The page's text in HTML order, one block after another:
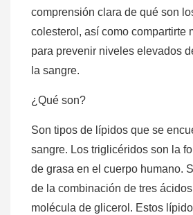
comprensión clara de qué son
colesterol, así como compartirte
para prevenir niveles elevados
la sangre.
¿Qué son?
Son tipos de lípidos que se
sangre. Los triglicéridos son la
de grasa en el cuerpo humano.
de la combinación de tres
molécula de glicerol. Estos